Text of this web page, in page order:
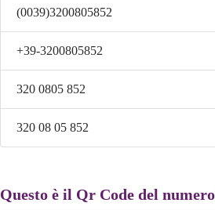
(0039)3200805852
+39-3200805852
320 0805 852
320 08 05 852
Questo è il Qr Code del